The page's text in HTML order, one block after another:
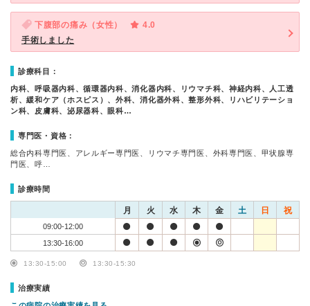
下腹部の痛み（女性）
4.0
手術しました
診療科目：
内科、呼吸器内科、循環器内科、消化器内科、リウマチ科、神経内科、人工透
析、緩和ケア（ホスピス）、外科、消化器外科、整形外科、リハビリテーショ
ン科、皮膚科、泌尿器科、眼科…
専門医・資格：
総合内科専門医、アレルギー専門医、リウマチ専門医、外科専門医、甲状腺専
門医、呼…
診療時間
月 火 水 木 金 土 日 祝
09:00-12:00
13:30-16:00
13:30-15:00 13:30-15:30
治療実績